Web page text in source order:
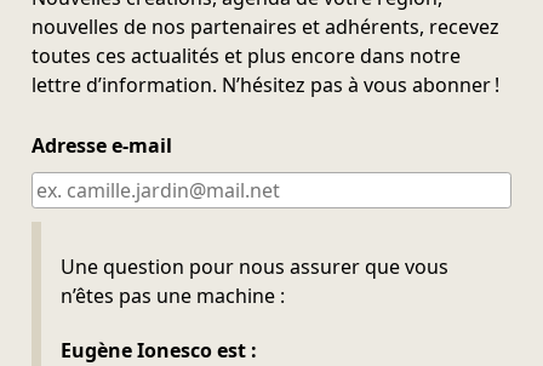
nouvelles de nos partenaires et adhérents, recevez
toutes ces actualités et plus encore dans notre
lettre d’information. N’hésitez pas à vous abonner !
Adresse e-mail
Une question pour nous assurer que vous
n’êtes pas une machine :
Eugène Ionesco est :
Ne pas remplir